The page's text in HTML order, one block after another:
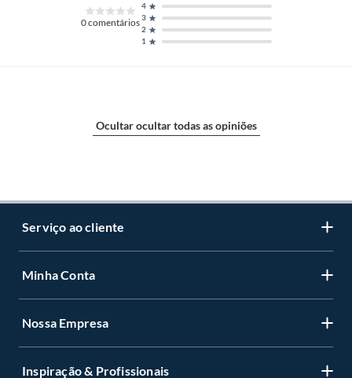
0comentários
1
2
3
4
Ocultar ocultar todas as opiniões
Serviço ao cliente
Centro de ajuda
Política de Zona de Preços
Minha Conta
Cadastre-se
Nossa Empresa
Quem somos
Inspiração & Profissionais